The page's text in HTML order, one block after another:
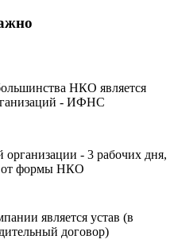
НКО является
- ИФНС
организации - 3 рабочих дня,
от формы НКО
является устав (в
договор)